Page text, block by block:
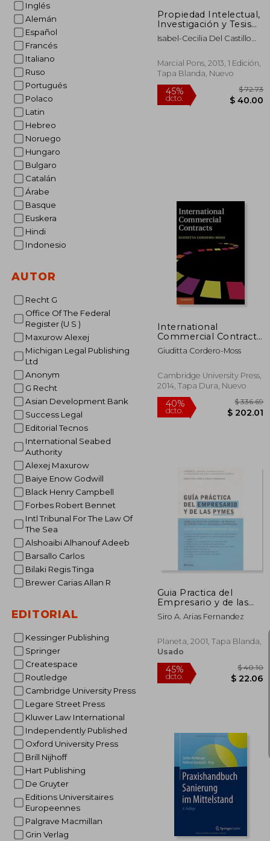
Inglés
Alemán
Español
Francés
Italiano
Ruso
Portugués
Polaco
Latin
Hebreo
Noruego
Hungaro
Bulgaro
Catalán
Árabe
Basque
Euskera
Hindi
Indonesio
AUTOR
Recht G
Office Of The Federal
Register (U S )
Maxurow Alexej
Michigan Legal Publishing
Ltd
Anonym
G Recht
Asian Development Bank
Success Legal
Editorial Tecnos
International Seabed
Authority
Alexej Maxurow
Baiye Enow Godwill
Black Henry Campbell
Forbes Robert Bennet
Intl Tribunal For The Law Of
The Sea
Alshoaibi Alhanouf Adeeb
Barsallo Carlos
Bilaki Regis Tinga
Brewer Carias Allan R
EDITORIAL
Kessinger Publishing
Springer
Createspace
Routledge
Cambridge University Press
Legare Street Press
Kluwer Law International
Independently Published
Oxford University Press
Brill Nijhoff
Hart Publishing
De Gruyter
Editions Universitaires
Europeennes
Palgrave Macmillan
Grin Verlag
Propiedad Intelectual,
Investigación y Tesis
Doctorales
Isabel-Cecilia Del Castillo
Marcial Pons, 2013, 1 Edición,
Tapa Blanda, Nuevo
International
Commercial Contracts:
Applicable Sources
and Enforceability (en
Giuditta Cordero-Moss
Cambridge University Press,
2014, Tapa Dura, Nuevo
40%
dcto.
Guia Practica del
Empresario y de las
Pymes
Siro A. Arias Fernandez
Planeta, 2001, Tapa Blanda,
Usado